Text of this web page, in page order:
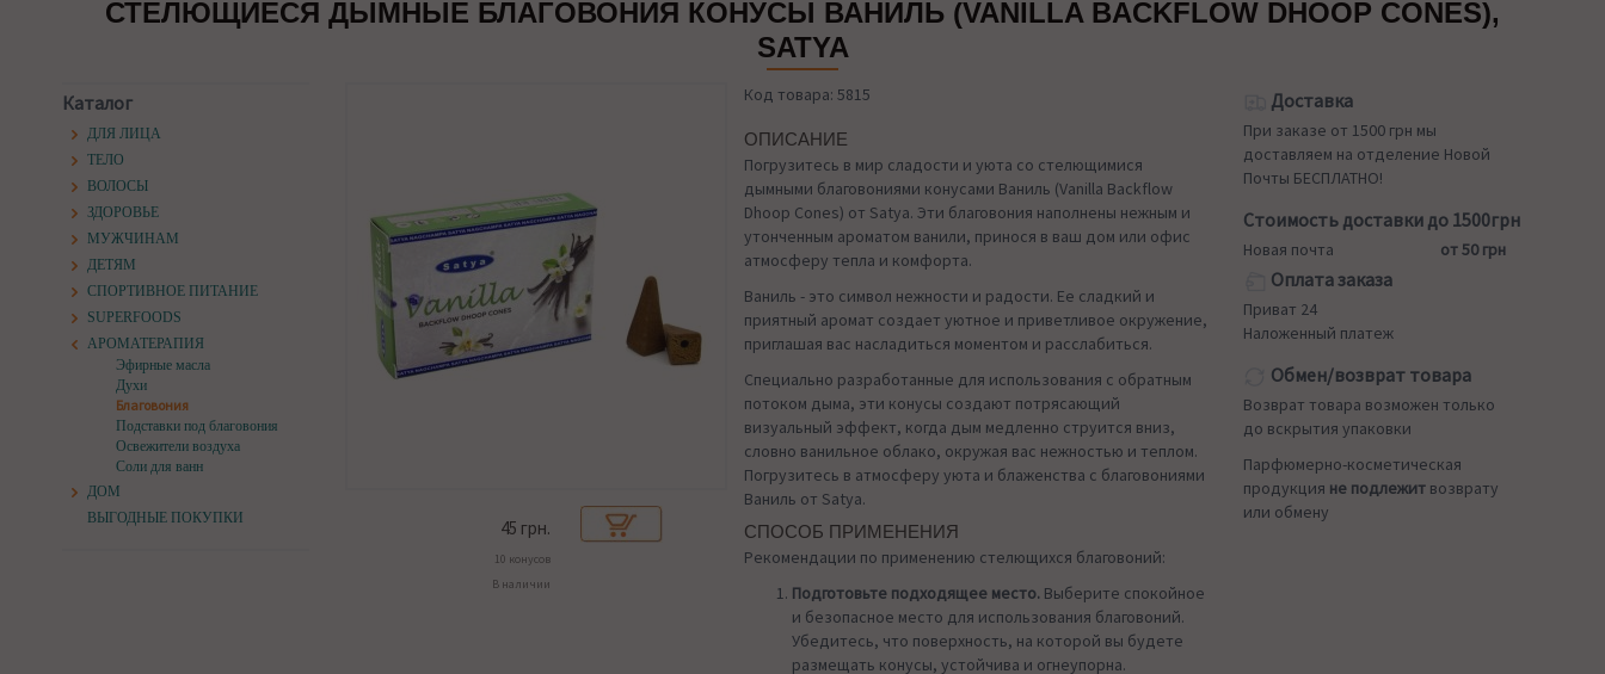
СТЕЛЮЩИЕСЯ ДЫМНЫЕ БЛАГОВОНИЯ КОНУСЫ ВАНИЛЬ (VANILLA BACKFLOW DHOOP CONES),
SATYA
Каталог
ДЛЯ ЛИЦА
ТЕЛО
ВОЛОСЫ
ЗДОРОВЬЕ
МУЖЧИНАМ
ДЕТЯМ
СПОРТИВНОЕ ПИТАНИЕ
SUPERFOODS
АРОМАТЕРАПИЯ
Эфирные масла
Духи
Благовония
Подставки под благовония
Освежители воздуха
Соли для ванн
ДОМ
ВЫГОДНЫЕ ПОКУПКИ
45 грн.
10 конусов
В наличии
Код товара: 5815
ОПИСАНИЕ
Погрузитесь в мир сладости и уюта со стелющимися
дымными благовониями конусами Ваниль (Vanilla Backflow
Dhoop Cones) от Satya. Эти благовония наполнены нежным и
утонченным ароматом ванили, принося в ваш дом или офис
атмосферу тепла и комфорта.
Ваниль - это символ нежности и радости. Ее сладкий и
приятный аромат создает уютное и приветливое окружение,
приглашая вас насладиться моментом и расслабиться.
Специально разработанные для использования с обратным
потоком дыма, эти конусы создают потрясающий
визуальный эффект, когда дым медленно струится вниз,
словно ванильное облако, окружая вас нежностью и теплом.
Погрузитесь в атмосферу уюта и блаженства с благовониями
Ваниль от Satya.
СПОСОБ ПРИМЕНЕНИЯ
Рекомендации по применению стелющихся благовоний:
Подготовьте подходящее место. Выберите спокойное
и безопасное место для использования благовоний.
Убедитесь, что поверхность, на которой вы будете
размещать конусы, устойчива и огнеупорна.
Доставка
При заказе от 1500 грн мы
доставляем на отделение Новой
Почты БЕСПЛАТНО!
Стоимость доставки до 1500грн
Новая почта от 50 грн
Оплата заказа
Приват 24
Наложенный платеж
Обмен/возврат товара
Возврат товара возможен только
до вскрытия упаковки
Парфюмерно-косметическая
продукция не подлежит возврату
или обмену